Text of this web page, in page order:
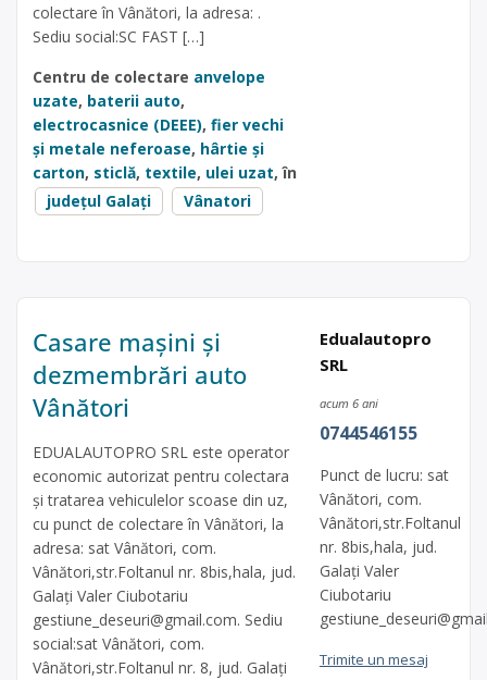
colectare în Vânători, la adresa: .
Sediu social:SC FAST […]
Centru de colectare anvelope
uzate, baterii auto,
electrocasnice (DEEE), fier vechi
și metale neferoase, hârtie și
carton, sticlă, textile, ulei uzat, în
județul Galați
Vânatori
Casare mașini și
dezmembrări auto
Vânători
EDUALAUTOPRO SRL este operator
economic autorizat pentru colectara
și tratarea vehiculelor scoase din uz,
cu punct de colectare în Vânători, la
adresa: sat Vânători, com.
Vânători,str.Foltanul nr. 8bis,hala, jud.
Galați Valer Ciubotariu
gestiune_deseuri@gmail.com. Sediu
social:sat Vânători, com.
Vânători,str.Foltanul nr. 8, jud. Galați
Edualautopro
SRL
acum 6 ani
0744546155
Punct de lucru: sat
Vânători, com.
Vânători,str.Foltanul
nr. 8bis,hala, jud.
Galați Valer
Ciubotariu
Trimite un mesaj